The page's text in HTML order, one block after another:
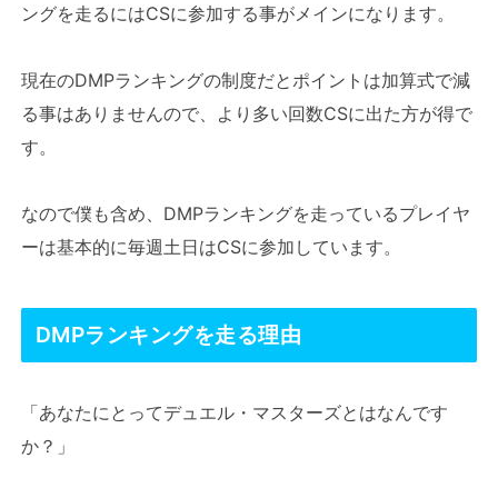
ングを走るにはCSに参加する事がメインになります。
現在のDMPランキングの制度だとポイントは加算式で減
る事はありませんので、より多い回数CSに出た方が得で
す。
なので僕も含め、DMPランキングを走っているプレイヤ
ーは基本的に毎週土日はCSに参加しています。
DMPランキングを走る理由
「あなたにとってデュエル・マスターズとはなんです
か？」